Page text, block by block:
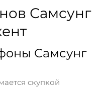
Самсунг
Самсунг
скупкой